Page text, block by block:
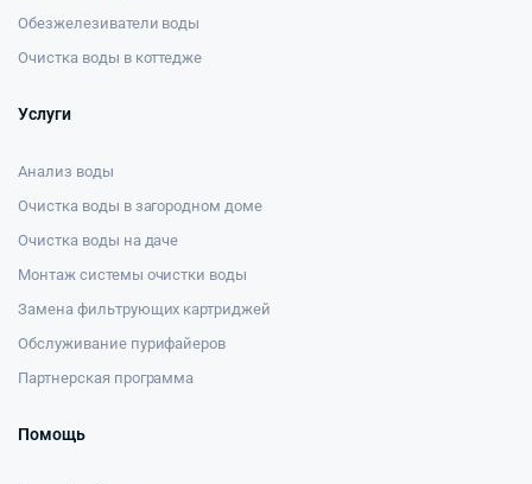
Обезжелезиватели воды
Очистка воды в коттедже
Услуги
Анализ воды
Очистка воды в загородном доме
Очистка воды на даче
Монтаж системы очистки воды
Замена фильтрующих картриджей
Обслуживание пурифайеров
Партнерская программа
Помощь